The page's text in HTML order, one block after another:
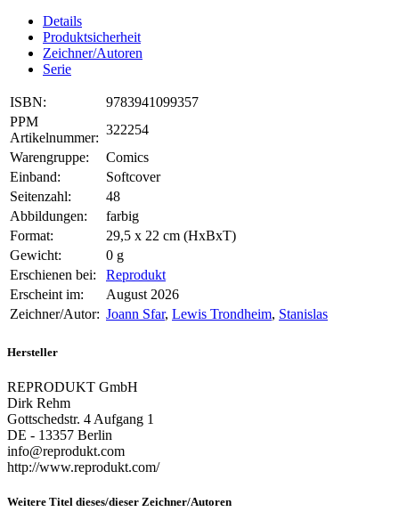
Details
Produktsicherheit
Zeichner/Autoren
Serie
ISBN:
9783941099357
PPM
Artikelnummer:
322254
Warengruppe:
Comics
Einband:
Softcover
Seitenzahl:
48
Abbildungen:
farbig
Format:
29,5 x 22 cm (HxBxT)
Gewicht:
0 g
Erschienen bei:
Reprodukt
Erscheint im:
August 2026
Zeichner/Autor: Joann Sfar, Lewis Trondheim, Stanislas
Hersteller
REPRODUKT GmbH
Dirk Rehm
Gottschedstr. 4 Aufgang 1
DE - 13357 Berlin
info@reprodukt.com
http://www.reprodukt.com/
Weitere Titel dieses/dieser Zeichner/Autoren